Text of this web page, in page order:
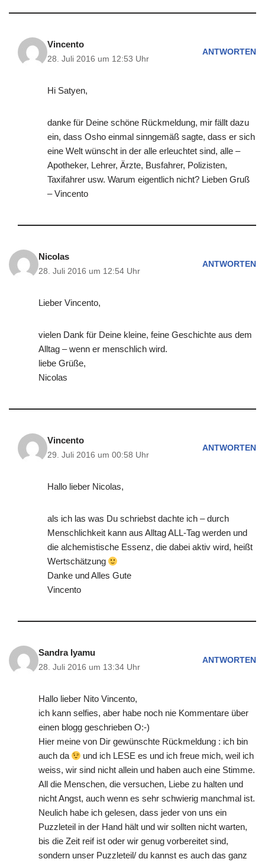
Vincento
28. Juli 2016 um 12:53 Uhr
ANTWORTEN
Hi Satyen,
danke für Deine schöne Rückmeldung, mir fällt dazu
ein, dass Osho einmal sinngemäß sagte, dass er sich
eine Welt wünscht in der alle erleuchtet sind, alle –
Apotheker, Lehrer, Ärzte, Busfahrer, Polizisten,
Taxifahrer usw. Warum eigentlich nicht? Lieben Gruß
– Vincento
Nicolas
28. Juli 2016 um 12:54 Uhr
ANTWORTEN
Lieber Vincento,
vielen Dank für Deine kleine, feine Geschichte aus dem
Alltag – wenn er menschlich wird.
liebe Grüße,
Nicolas
Vincento
29. Juli 2016 um 00:58 Uhr
ANTWORTEN
Hallo lieber Nicolas,
als ich las was Du schriebst dachte ich – durch
Menschlichkeit kann aus Alltag ALL-Tag werden und
die alchemistische Essenz, die dabei aktiv wird, heißt
Wertschätzung
Danke und Alles Gute
Vincento
Sandra Iyamu
28. Juli 2016 um 13:34 Uhr
ANTWORTEN
Hallo lieber Nito Vincento,
ich kann selfies, aber habe noch nie Kommentare über
einen blogg geschrieben O:-)
Hier meine von Dir gewünschte Rückmeldung : ich bin
auch da
und ich LESE es und ich freue mich, weil ich
weiss, wir sind nicht allein und haben auch eine Stimme.
All die Menschen, die versuchen, Liebe zu halten und
nicht Angst, auch wenn es sehr schwierig manchmal ist.
Neulich habe ich gelesen, dass jeder von uns ein
Puzzleteil in der Hand hält und wir sollten nicht warten,
bis die Zeit reif ist oder wir genug vorbereitet sind,
sondern unser Puzzleteil/ du kannst es auch das ganz